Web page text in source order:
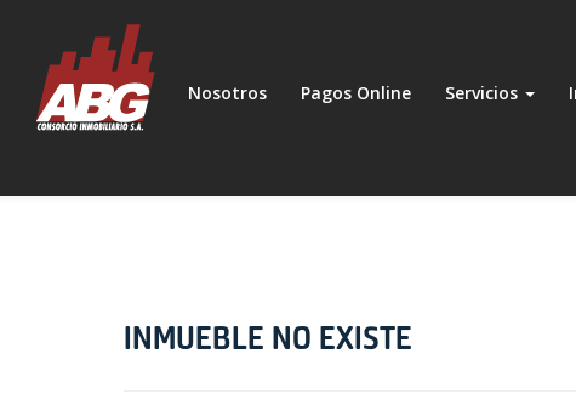
Nosotros Pagos Online Servicios
INMUEBLE NO EXISTE